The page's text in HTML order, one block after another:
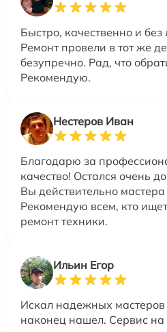
Быстро, качественно и без
Ремонт провели в тот же
безупречно. Рад, что
Рекомендую.
Нестеров Иван
Благодарю за
качество! Остался очень
Вы действительно мастера
Рекомендую всем, кто
ремонт техники.
Ильин Егор
Искал надежных мастеров
наконец нашел. Сервис